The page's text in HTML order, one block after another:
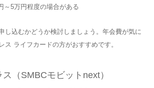
～5万円程度の場合がある
し込むかどうか検討しましょう。年会費が気に
ス ライフカードの方がおすすめです。
（SMBCモビットnext）